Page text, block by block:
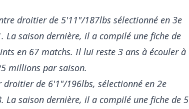
droitier de 5'11"/187lbs sélectionné en 3e
La saison dernière, il a compilé une fiche de
en 67 matchs. Il lui reste 3 ans à écouler à
millions par saison.
de 6'1"/196lbs, sélectionné en 2e
La saison dernière, il a compilé une fiche de 5